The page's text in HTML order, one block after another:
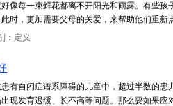
像每一束鲜花都离不开阳光和雨露。有些孩
时，更加需要父母的关爱，来帮助他们重新
：定义
有自闭症谱系障碍的儿童中，超过半数的
现发育迟缓、长不高等问题。那么要如果应